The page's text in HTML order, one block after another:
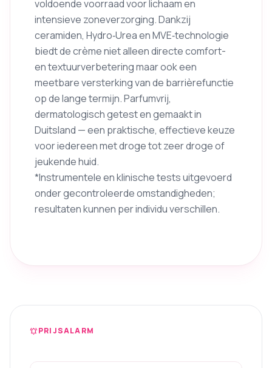
voldoende voorraad voor lichaam en
intensieve zoneverzorging. Dankzij
ceramiden, Hydro‑Urea en MVE‑technologie
biedt de crème niet alleen directe comfort-
en textuurverbetering maar ook een
meetbare versterking van de barrièrefunctie
op de lange termijn. Parfumvrij,
dermatologisch getest en gemaakt in
Duitsland — een praktische, effectieve keuze
voor iedereen met droge tot zeer droge of
jeukende huid.
*Instrumentele en klinische tests uitgevoerd
onder gecontroleerde omstandigheden;
resultaten kunnen per individu verschillen.
notifications_activePRIJSALARM